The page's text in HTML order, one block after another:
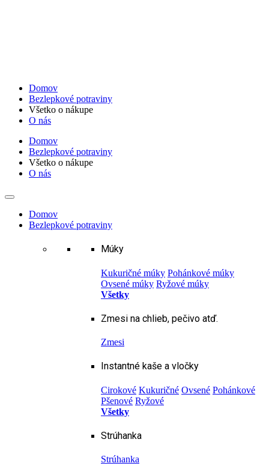
Domov
Bezlepkové potraviny
Všetko o nákupe
O nás
Domov
Bezlepkové potraviny
Všetko o nákupe
O nás
Domov
Bezlepkové potraviny
Múky
Kukuričné múky Pohánkové múky
Ovsené múky Ryžové múky
Všetky
Zmesi na chlieb, pečivo atď.
Zmesi
Instantné kaše a vločky
Cirokové Kukuričné Ovsené Pohánkové
Pšenové Ryžové
Všetky
Strúhanka
Strúhanka